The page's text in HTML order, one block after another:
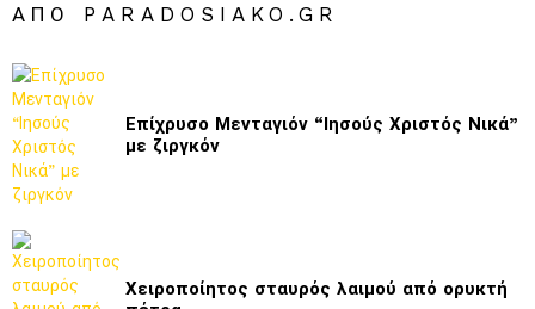
ΑΠΌ PARADOSIAKO.GR
Επίχρυσο Μενταγιόν “Ιησούς Χριστός Νικά”
με ζιργκόν
Χειροποίητος σταυρός λαιμού από ορυκτή